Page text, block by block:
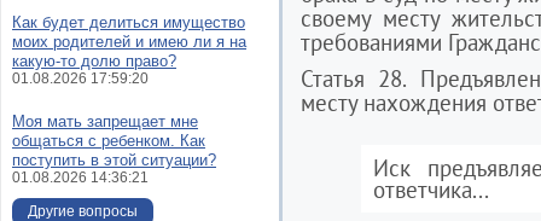
своему месту
требованиями
Статья 28.
месту нахождения
Иск
ответчика...
Как будет делиться имущество
моих родителей и имею ли я на
какую-то долю право?
01.08.2026 17:59:20
Моя мать запрещает мне
общаться с ребенком. Как
поступить в этой ситуации?
01.08.2026 14:36:21
Другие вопросы